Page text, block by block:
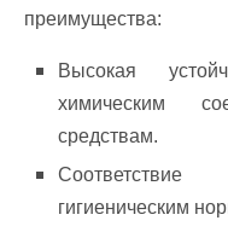
преимущества:
Высокая
химическим
средствам.
гигиеническим